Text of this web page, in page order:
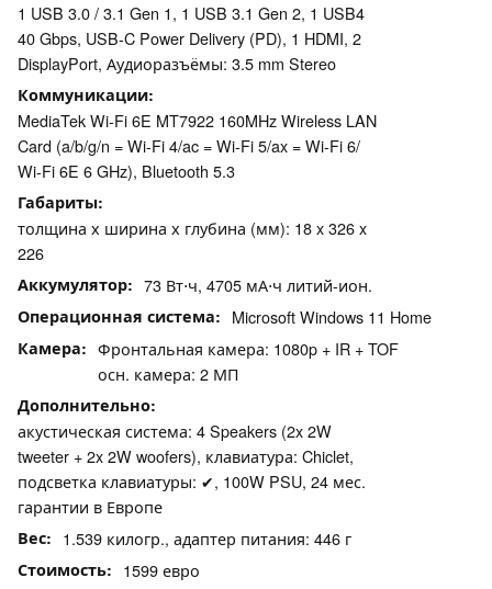
1 USB 3.0 / 3.1 Gen 1, 1 USB 3.1 Gen 2, 1 USB4
40 Gbps, USB-C Power Delivery (PD), 1 HDMI, 2
DisplayPort, Аудиоразъёмы: 3.5 mm Stereo
Коммуникации
MediaTek Wi-Fi 6E MT7922 160MHz Wireless LAN
Card (a/b/g/n = Wi-Fi 4/ac = Wi-Fi 5/ax = Wi-Fi 6/
Wi-Fi 6E 6 GHz), Bluetooth 5.3
Габариты
толщина х ширина х глубина (мм): 18 x 326 x
226
Аккумулятор 73 Вт⋅ч, 4705 мА⋅ч литий-ион.
Операционная система Microsoft Windows 11 Home
Камера
Фронтальная камера: 1080p + IR + TOF
осн. камера: 2 МП
Дополнительно
акустическая система: 4 Speakers (2x 2W
tweeter + 2x 2W woofers), клавиатура: Chiclet,
подсветка клавиатуры: ✔, 100W PSU, 24 мес.
гарантии в Европе
Вес 1.539 килогр., адаптер питания: 446 г
Стоимость 1599 евро